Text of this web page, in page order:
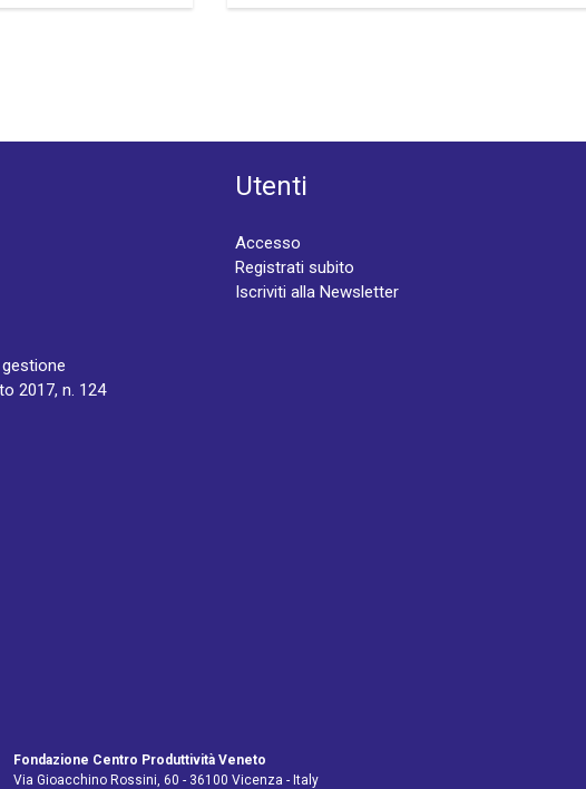
2017, n. 124
Utenti
Accesso
Registrati subito
Iscriviti alla Newsletter
Fondazione Centro Produttività Veneto
Via Gioacchino Rossini, 60 - 36100 Vicenza - Italy